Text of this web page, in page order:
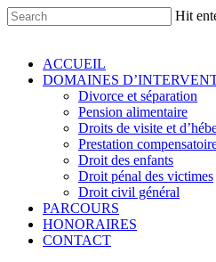
Skip
to
content
Hit
Menu
ACCUEIL
DOMAINES
Divorce et séparation
Pension alimentaire
Droits de visite et
Prestation
Droit des enfants
Droit pénal des victimes
Droit civil général
PARCOURS
HONORAIRES
CONTACT